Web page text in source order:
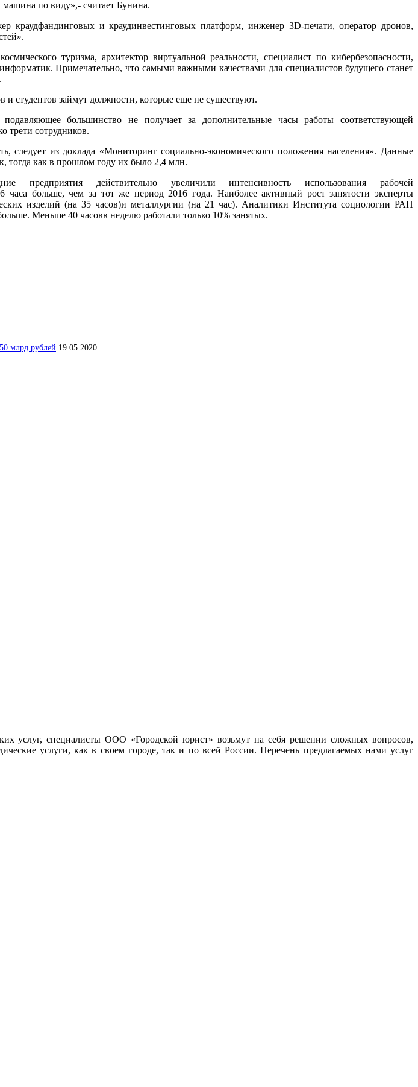
по виду»,- считает Бунина.
краудфандинговых и краудинвестинговых платформ, инженер 3D-печати, оператор дронов,
туризма, архитектор виртуальной реальности, специалист по кибербезопасности,
Примечательно, что самыми важными качествами для специалистов будущего станет
студентов займут должности, которые еще не существуют.
большинство не получает за дополнительные часы работы соответствующей
трети сотрудников.
следует из доклада «Мониторинг социально-экономического положения населения». Данные
тогда как в прошлом году их было 2,4 млн.
действительно увеличили интенсивность использования рабочей
больше, чем за тот же период 2016 года. Наиболее активный рост занятости эксперты
изделий (на 35 часов)и металлургии (на 21 час). Аналитики Института социологии РАН
Меньше 40 часовв неделю работали только 10% занятых.
млрд рублей 19.05.2020
услуг, специалисты ООО «Городской юрист» возьмут на себя решении сложных вопросов,
услуги, как в своем городе, так и по всей России. Перечень предлагаемых нами услуг